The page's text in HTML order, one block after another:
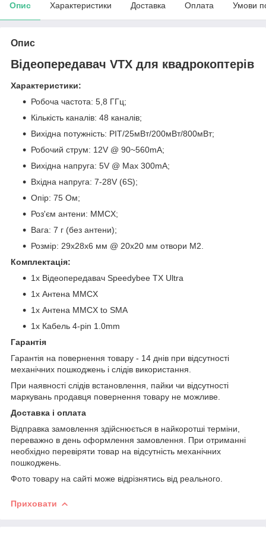
Опис Характеристики Доставка Оплата Умови
Опис
Відеопередавач VTX для квадрокоптерів
Характеристики:
Робоча частота: 5,8 ГГц;
Кількість каналів: 48 каналів;
Вихідна потужність: PIT/25мВт/200мВт/800мВт;
Робочий струм: 12V @ 90~560mA;
Вихідна напруга: 5V @ Max 300mA;
Вхідна напруга: 7-28V (6S);
Опір: 75 Ом;
Роз'єм антени: MMCX;
Вага: 7 г (без антени);
Розмір: 29х28х6 мм @ 20х20 мм отвори M2.
Комплектація:
1х Відеопередавач Speedybee TX Ultra
1х Антена MMCX
1х Антена MMCX to SMA
1х Кабель 4-pin 1.0mm
Гарантія
Гарантія на повернення товару - 14 днів при відсутності
механічних пошкоджень і слідів використання.
При наявності слідів встановлення, пайки чи відсутності
маркувань продавця повернення товару не можливе.
Доставка і оплата
Відправка замовлення здійснюється в найкоротші терміни,
переважно в день оформлення замовлення. При отриманні
необхідно перевіряти товар на відсутність механічних
пошкоджень.
Фото товару на сайті може відрізнятись від реального.
Приховати